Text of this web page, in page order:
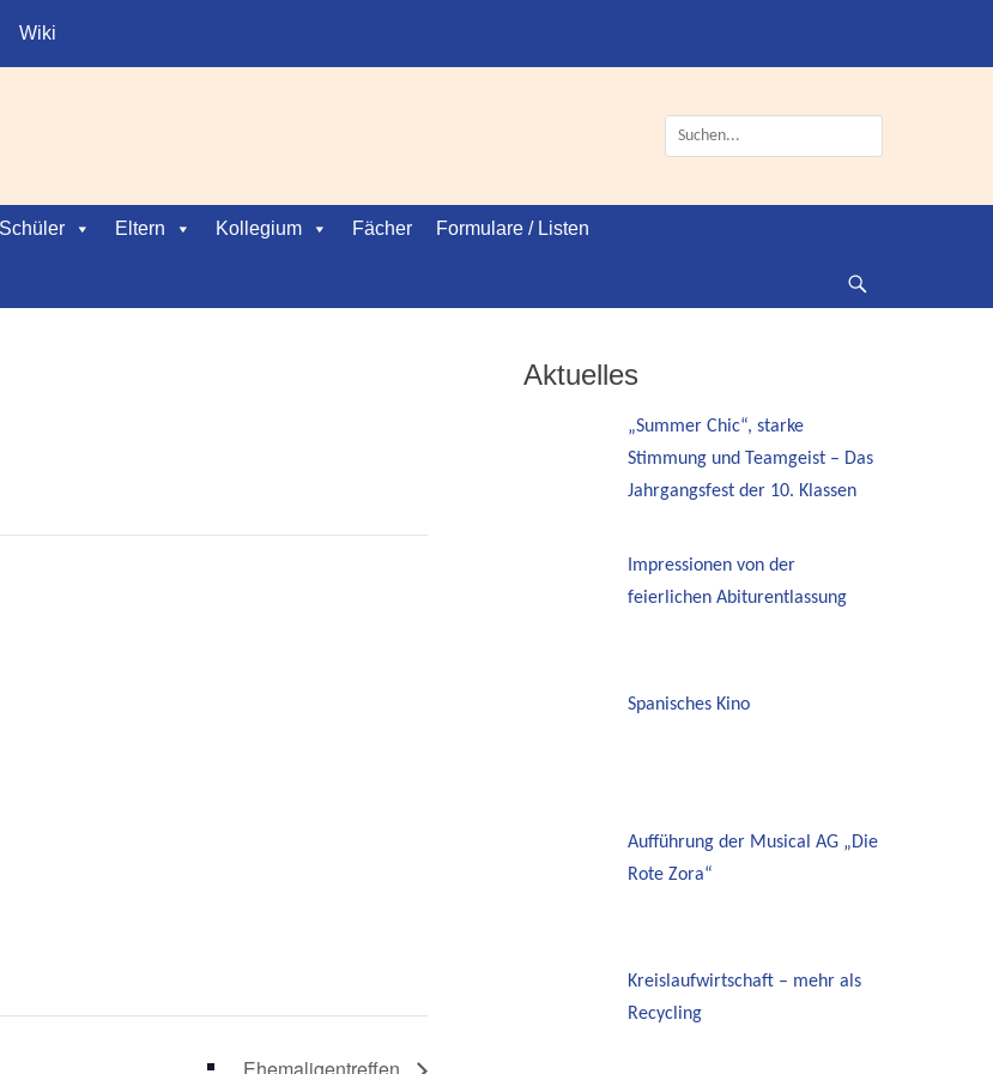
Wiki
Suche
nach:
Schüler Eltern Kollegium Fächer Formulare / Listen
Aktuelles
„Summer Chic“, starke
Stimmung und Teamgeist – Das
Jahrgangsfest der 10. Klassen
Impressionen von der
feierlichen Abiturentlassung
Spanisches Kino
Aufführung der Musical AG „Die
Rote Zora“
Kreislaufwirtschaft – mehr als
Recycling